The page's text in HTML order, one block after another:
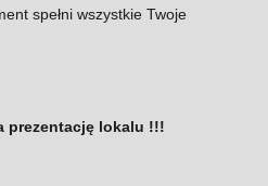
spełni wszystkie Twoje
prezentację lokalu !!!